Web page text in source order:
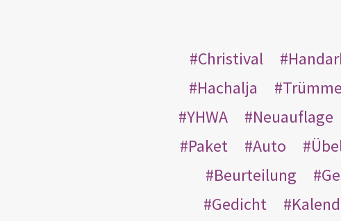
Christival
Hachalja
YHWA
Neuauflage
Paket
Auto
Beurteilung
Gedicht